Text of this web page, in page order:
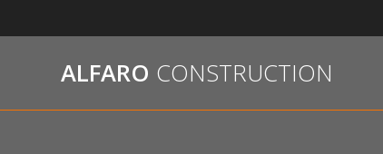
au
ALFARO CONSTRUCTION